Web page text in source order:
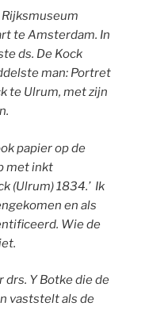
te Amsterdam. In
ds. De Kock
man: Portret
te Ulrum, met zijn
papier op de
met inkt
(Ulrum) 1834.’ Ik
en als
Wie de
drs. Y Botke die de
vaststelt als de